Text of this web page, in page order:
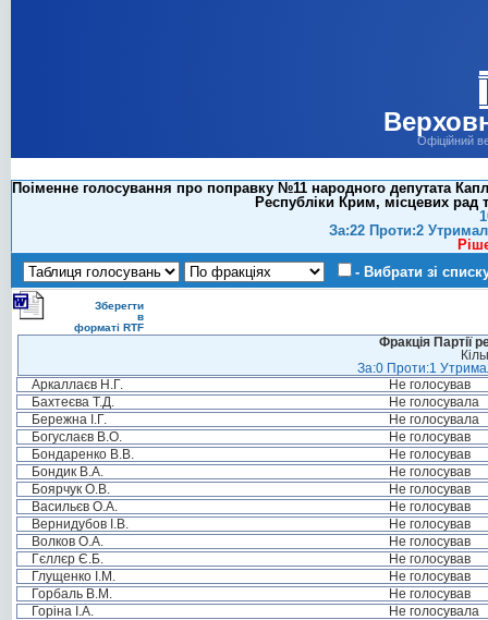
Офіційний
Поіменне голосування про поправку №11 народного депутата
Республіки Крим, місцевих рад
За:22 Проти:2
- Вибрати зі
Зберегти
в
форматі RTF
Фракція Партії
За:0 Проти:1
Аркаллаєв Н.Г.
Не голосував
Бахтеєва Т.Д.
Не голосувала
Бережна І.Г.
Не голосувала
Богуслаєв В.О.
Не голосував
Бондаренко В.В.
Не голосував
Бондик В.А.
Не голосував
Боярчук О.В.
Не голосував
Васильєв О.А.
Не голосував
Вернидубов І.В.
Не голосував
Волков О.А.
Не голосував
Гєллєр Є.Б.
Не голосував
Глущенко І.М.
Не голосував
Горбаль В.М.
Не голосував
Горіна І.А.
Не голосувала